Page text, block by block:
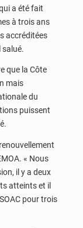
a été fait
à trois ans
accréditées
salué.
que la Côte
mais
du
puissent
« Nous
il y a deux
atteints et il
pour trois